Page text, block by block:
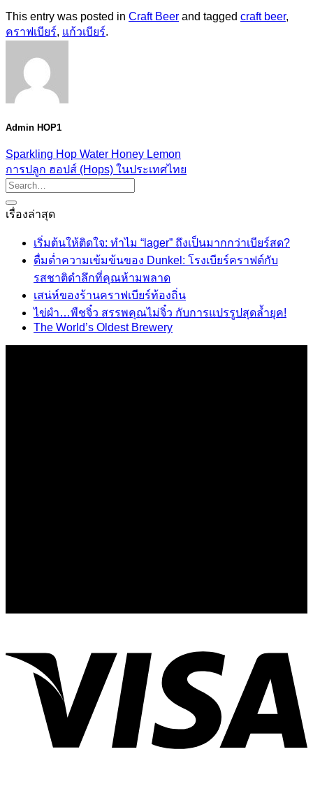
This entry was posted in Craft Beer and tagged craft beer,
คราฟเบียร์, แก้วเบียร์.
Admin HOP1
Sparkling Hop Water Honey Lemon
การปลูก ฮอปส์ (Hops) ในประเทศไทย
เรื่องล่าสุด
เริ่มต้นให้ติดใจ: ทำไม “lager” ถึงเป็นมากกว่าเบียร์สด?
ดื่มด่ำความเข้มข้นของ Dunkel: โรงเบียร์คราฟต์กับ
รสชาติดำลึกที่คุณห้ามพลาด
เสน่ห์ของร้านคราฟเบียร์ท้องถิ่น
ไข่ผำ…พืชจิ๋ว สรรพคุณไม่จิ๋ว กับการแปรรูปสุดล้ำยุค!
The World’s Oldest Brewery